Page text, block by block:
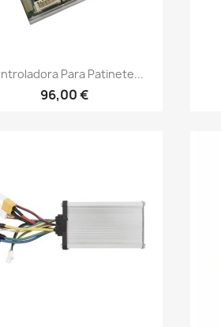
Vista rápida
Para Patinete...
96,00 €